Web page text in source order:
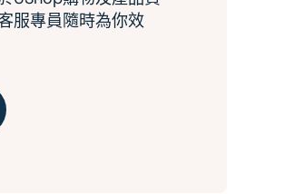
服專員隨時為你效